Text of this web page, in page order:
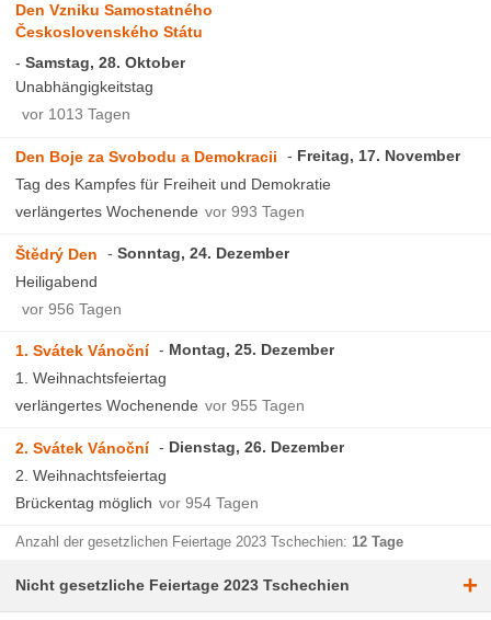
Den Vzniku Samostatného
Československého Státu
Samstag, 28. Oktober
Unabhängigkeitstag
vor 1013 Tagen
Den Boje za Svobodu a Demokracii
Freitag, 17. November
Tag des Kampfes für Freiheit und Demokratie
verlängertes Wochenende vor 993 Tagen
Štědrý Den
Sonntag, 24. Dezember
Heiligabend
vor 956 Tagen
1. Svátek Vánoční
Montag, 25. Dezember
1. Weihnachtsfeiertag
verlängertes Wochenende vor 955 Tagen
2. Svátek Vánoční
Dienstag, 26. Dezember
2. Weihnachtsfeiertag
Brückentag möglich vor 954 Tagen
Anzahl der gesetzlichen Feiertage 2023 Tschechien:12 Tage
Nicht gesetzliche Feiertage 2023 Tschechien +